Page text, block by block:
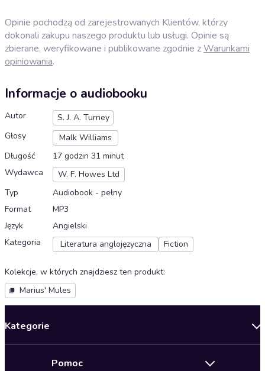
Opinie pochodzą od zarejestrowanych Klientów, którzy
dokonali zakupu naszego produktu lub usługi. Opinie są
zbierane, weryfikowane i publikowane zgodnie zWarunkami
opiniowania.
Informacje o audiobooku
Autor
S. J. A. Turney
Głosy
Malk Williams
Długość
17 godzin 31 minut
Wydawca
W. F. Howes Ltd
Typ
Audiobook - pełny
Format
MP3
Język
Angielski
Kategoria
Literatura anglojęzyczna Fiction
Kolekcje, w których znajdziesz ten produkt:
Marius' Mules
Kategorie
Pomoc